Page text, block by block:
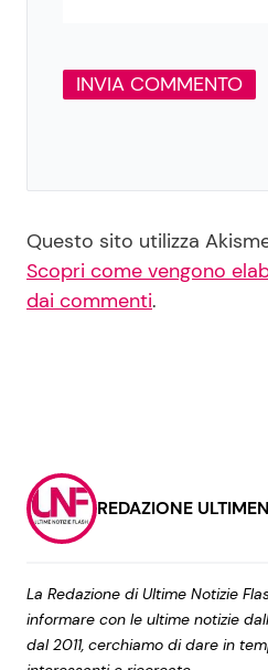
Questo sito utilizza
Scopri come vengono
dai commenti.
REDAZIONE
La Redazione di Ultime Notizie
informare con le ultime notizie
dal 2011, cerchiamo di dare in